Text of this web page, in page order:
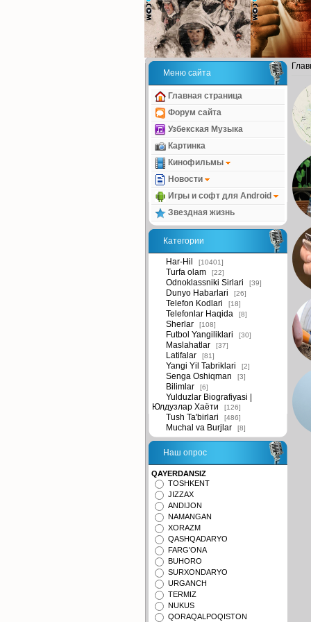
Меню сайта
Главная страница
Форум сайта
Узбекская Музыка
Картинка
Кинофильмы
Новости
Игры и софт для Android
Звездная жизнь
Категории
Har-Hil [10401]
Turfa olam [22]
Odnoklassniki Sirlari [39]
Dunyo Habarlari [26]
Telefon Kodlari [18]
Telefonlar Haqida [8]
Sherlar [108]
Futbol Yangiliklari [30]
Maslahatlar [37]
Latifalar [81]
Yangi Yil Tabriklari [2]
Senga Oshiqman [3]
Bilimlar [6]
Yulduzlar Biografiyasi |
Юлдузлар Хаёти
[126]
Tush Ta'birlari [486]
Muchal va Burjlar [8]
Наш опрос
QAYERDANSIZ
TOSHKENT
JIZZAX
ANDIJON
NAMANGAN
XORAZM
QASHQADARYO
FARG'ONA
BUHORO
SURXONDARYO
URGANCH
TERMIZ
NUKUS
QORAQALPOQISTON